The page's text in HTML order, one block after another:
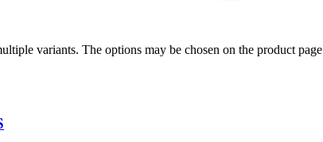
variants. The options may be chosen on the product page